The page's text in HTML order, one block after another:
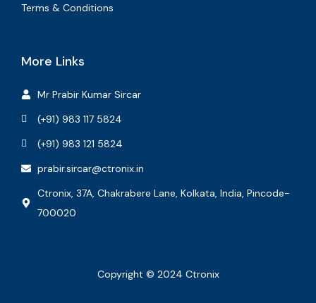
Terms & Conditions
More Links
Mr Prabir Kumar Sircar
(+91) 983 117 5824
(+91) 983 121 5824
prabir.sircar@ctronix.in
Ctronix, 37A, Chakrabere Lane, Kolkata, India, Pincode-
700020
Copyright © 2024 Ctronix